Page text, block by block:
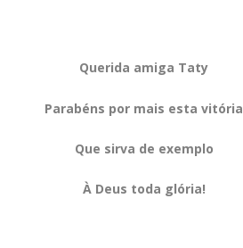
Querida amiga Taty
Parabéns por mais esta vitória
Que sirva de exemplo
À Deus toda glória!